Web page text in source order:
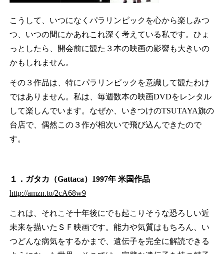
こうして、いつになくパラリンピックを心から楽しみつ
つ、いつの間にかあれこれ深く考えている私です。ひょ
っとしたら、開会前に観た３本の映画の影響も大きいの
かもしれません。
その３作品は、特にパラリンピックを意識して観たわけ
ではありません。私は、毎週数本の映画DVDをレンタル
して楽しんでいます。なぜか、いきつけのTSUTAYA旗の
台店で、偶然この３作が相次いで飛び込んできたので
す。
１．ガタカ（Gattaca）1997年 米国作品
http://amzn.to/2cA68w9
これは、それこそ十年後にでも起こりそうな恐ろしい近
未来を描いたＳＦ映画です。能力や気質はもちろん、い
つどんな病気をするかまで、遺伝子を完全に解読できる